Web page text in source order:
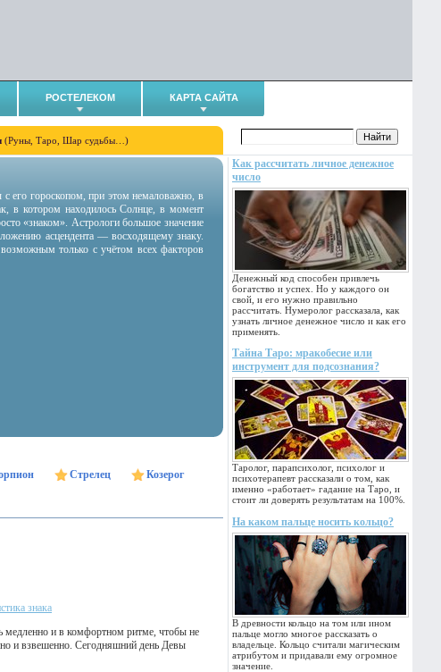
РОСТЕЛЕКОМ КАРТА САЙТА
(Руны, Таро, Шар судьбы…)
Как рассчитать личное денежное
число
Денежный код способен привлечь
богатство и успех. Но у каждого он
свой, и его нужно правильно
рассчитать. Нумеролог рассказала, как
узнать личное денежное число и как его
применять.
Тайна Таро: мракобесие или
инструмент для подсознания?
Таролог, парапсихолог, психолог и
психотерапевт рассказали о том, как
именно «работает» гадание на Таро, и
стоит ли доверять результатам на 100%.
На каком пальце носить кольцо?
В древности кольцо на том или ином
пальце могло многое рассказать о
владельце. Кольцо считали магическим
атрибутом и придавали ему огромное
значение.
с его гороскопом, при этом немаловажно, в
в котором находилось Солнце, в момент
«знаком». Астрологи большое значение
асцендента — восходящему знаку.
только с учётом всех факторов
Стрелец
Козерог
знака
медленно и в комфортном ритме, чтобы не
и взвешенно. Сегодняшний день Девы